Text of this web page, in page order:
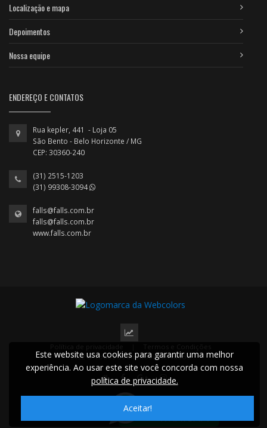
Localização e mapa
Depoimentos
Nossa equipe
ENDEREÇO E CONTATOS
Rua kepler, 441 - Loja 05
São Bento - Belo Horizonte / MG
CEP: 30360-240
(31) 2515-1203
(31) 99308-3094
falls@falls.com.br
falls@falls.com.br
www.falls.com.br
2022 © Todos os direitos reservados.
Este website usa cookies para garantir uma melhor
experiência. Ao usar este site você concorda com nossa
política de privacidade.
Aceitar!